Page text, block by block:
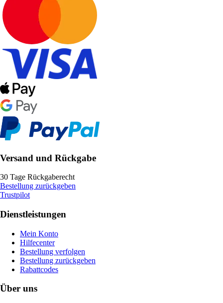
Versand und Rückgabe
30 Tage Rückgaberecht
Bestellung zurückgeben
Trustpilot
Dienstleistungen
Mein Konto
Hilfecenter
Bestellung verfolgen
Bestellung zurückgeben
Rabattcodes
Über uns